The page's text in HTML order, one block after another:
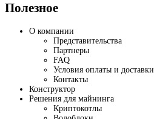
Полезное
О компании
Представительства
Партнеры
FAQ
Условия оплаты и доставки
Контакты
Конструктор
Решения для майнинга
Криптокотлы